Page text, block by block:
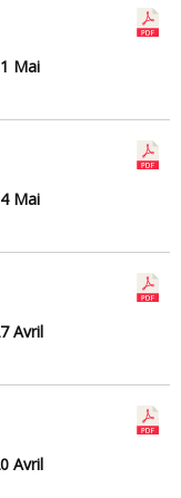
Mai
Mai
Avril
Avril